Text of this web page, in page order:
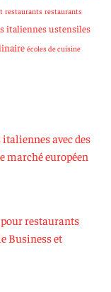
restaurants restaurants
italiennesustensiles
écoles de cuisine
avec des
marché européen
restaurants
Business et